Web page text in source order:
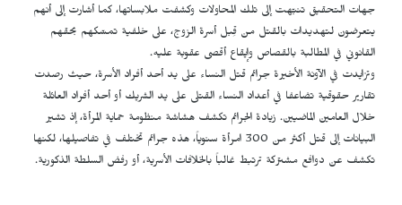
جهات التحقيق تنبّهت إلى تلك المحاولات وكشفت ملابساتها، كما أشارت إلى أنهم
يتعرضون لتهديدات بالقتل من قِبل أسرة الزوج، على خلفية تمسّكهم بحقهم
القانوني في المطالبة بالقصاص وإيقاع أقصى عقوبة عليه.
وتزايدت في الآونة الأخيرة جرائم قتل النساء على يد أحد أفراد الأسرة، حيث رصدت
تقارير حقوقية تضاعفا في أعداد النساء القتلى على يد الشريك أو أحد أفراد العائلة
خلال العامين الماضيين. زيادة الجرائم تكشف هشاشة منظومة حماية المرأة، إذ تشير
البيانات إلى قتل أكثر من 300 امرأة سنوياً، هذه جرائم تختلف في تفاصيلها، لكنها
تكشف عن دوافع مشتركة ترتبط غالباً بالخلافات الأسرية، أو رفض السلطة الذكورية.